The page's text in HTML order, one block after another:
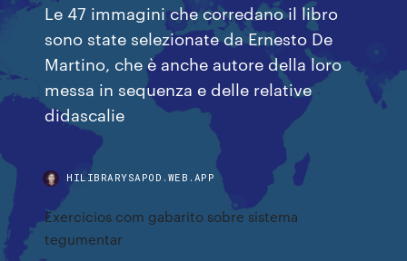
Le 47 immagini che corredano il libro
sono state selezionate da Ernesto De
Martino, che è anche autore della loro
messa in sequenza e delle relative
didascalie
HILIBRARYSAPOD.WEB.APP
Exercicios com gabarito sobre sistema
tegumentar